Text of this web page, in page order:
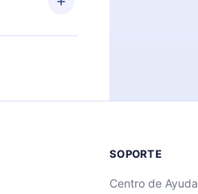
SOPORTE
Centro de Ayuda